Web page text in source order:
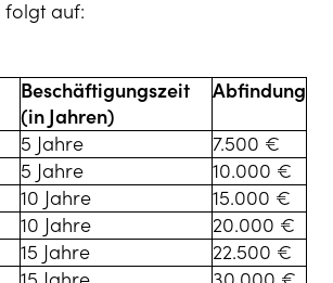
folgt auf:
Beschäftigungszeit
(in Jahren)
Abfindung
5 Jahre
7.500 €
5 Jahre
10.000 €
10 Jahre
15.000 €
10 Jahre
20.000 €
15 Jahre
22.500 €